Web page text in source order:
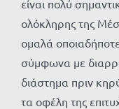
είναι πολύ
ολόκληρης της
ομαλά
σύμφωνα με
διάστημα πριν
τα οφέλη της